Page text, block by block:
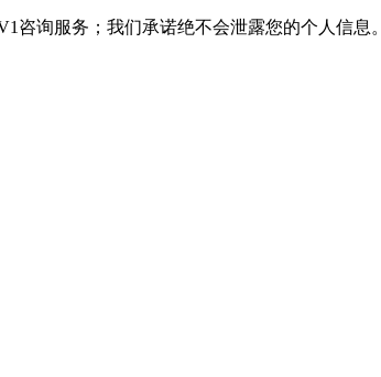
咨询服务；我们承诺绝不会泄露您的个人信息。